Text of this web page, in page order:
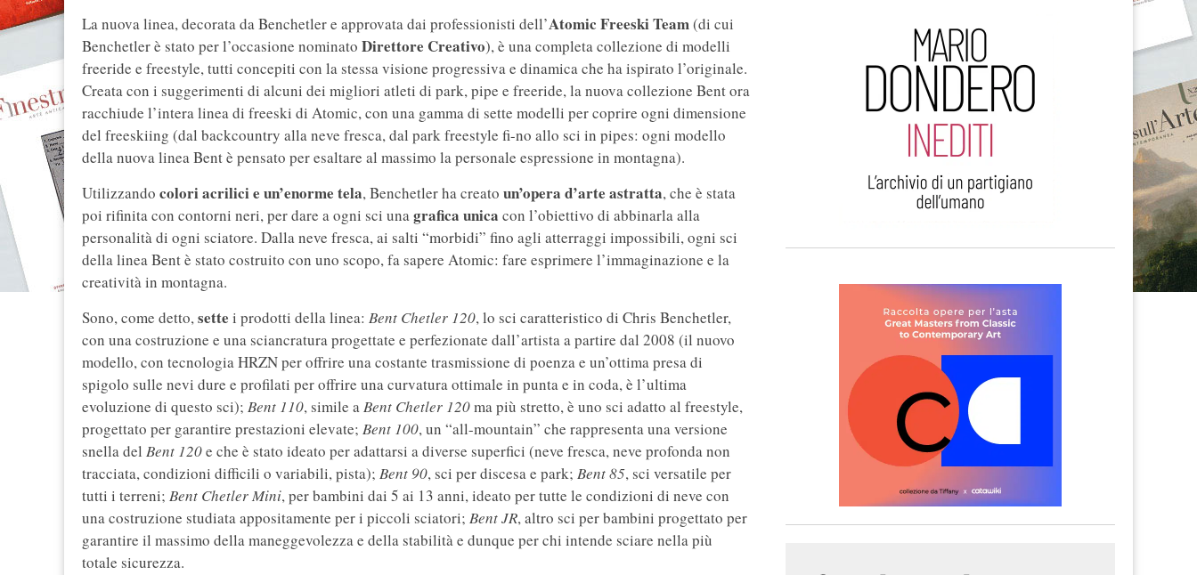
La nuova linea, decorata da Benchetler e approvata dai professionisti dell’Atomic Freeski Team(di cui
Benchetler è stato per l’occasione nominato Direttore Creativo), è una completa collezione di modelli
freeride e freestyle, tutti concepiti con la stessa visione progressiva e dinamica che ha ispirato l’originale.
Creata con i suggerimenti di alcuni dei migliori atleti di park, pipe e freeride, la nuova collezione Bent ora
racchiude l’intera linea di freeski di Atomic, con una gamma di sette modelli per coprire ogni dimensione
del freeskiing (dal backcountry alla neve fresca, dal park freestyle fi-no allo sci in pipes: ogni modello
della nuova linea Bent è pensato per esaltare al massimo la personale espressione in montagna).
Utilizzando colori acrilici e un’enorme tela, Benchetler ha creato un’opera d’arte astratta, che è stata
poi rifinita con contorni neri, per dare a ogni sci unagrafica unica con l’obiettivo di abbinarla alla
personalità di ogni sciatore. Dalla neve fresca, ai salti “morbidi” fino agli atterraggi impossibili, ogni sci
della linea Bent è stato costruito con uno scopo, fa sapere Atomic: fare esprimere l’immaginazione e la
creatività in montagna.
Sono, come detto,sette i prodotti della linea: Bent Chetler 120, lo sci caratteristico di Chris Benchetler,
con una costruzione e una sciancratura progettate e perfezionate dall’artista a partire dal 2008 (il nuovo
modello, con tecnologia HRZN per offrire una costante trasmissione di poenza e un’ottima presa di
spigolo sulle nevi dure e profilati per offrire una curvatura ottimale in punta e in coda, è l’ultima
evoluzione di questo sci); Bent 110, simile aBent Chetler 120ma più stretto, è uno sci adatto al freestyle,
progettato per garantire prestazioni elevate; Bent 100, un “all-mountain” che rappresenta una versione
snella del Bent 120e che è stato ideato per adattarsi a diverse superfici (neve fresca, neve profonda non
tracciata, condizioni difficili o variabili, pista); Bent 90, sci per discesa e park; Bent 85, sci versatile per
tutti i terreni; Bent Chetler Mini, per bambini dai 5 ai 13 anni, ideato per tutte le condizioni di neve con
una costruzione studiata appositamente per i piccoli sciatori; Bent JR, altro sci per bambini progettato per
garantire il massimo della maneggevolezza e della stabilità e dunque per chi intende sciare nella più
totale sicurezza.